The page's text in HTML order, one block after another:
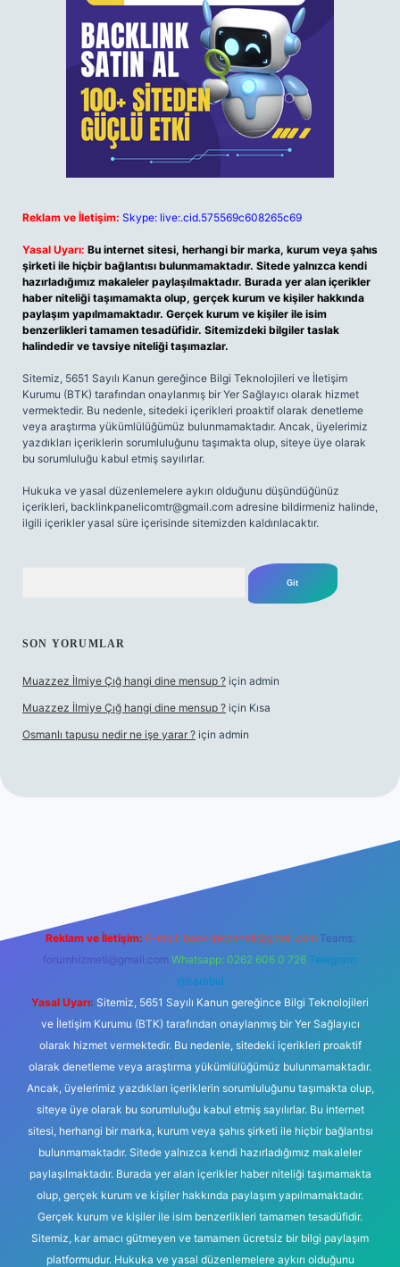
Reklam ve İletişim: Skype: live:.cid.575569c608265c69
Yasal Uyarı: Bu internet sitesi, herhangi bir marka, kurum veya şahıs
şirketi ile hiçbir bağlantısı bulunmamaktadır. Sitede yalnızca kendi
hazırladığımız makaleler paylaşılmaktadır. Burada yer alan içerikler
haber niteliği taşımamakta olup, gerçek kurum ve kişiler hakkında
paylaşım yapılmamaktadır. Gerçek kurum ve kişiler ile isim
benzerlikleri tamamen tesadüfidir. Sitemizdeki bilgiler taslak
halindedir ve tavsiye niteliği taşımazlar.
Sitemiz, 5651 Sayılı Kanun gereğince Bilgi Teknolojileri ve İletişim
Kurumu (BTK) tarafından onaylanmış bir Yer Sağlayıcı olarak hizmet
vermektedir. Bu nedenle, sitedeki içerikleri proaktif olarak denetleme
veya araştırma yükümlülüğümüz bulunmamaktadır. Ancak, üyelerimiz
yazdıkları içeriklerin sorumluluğunu taşımakta olup, siteye üye olarak
bu sorumluluğu kabul etmiş sayılırlar.
Hukuka ve yasal düzenlemelere aykırı olduğunu düşündüğünüz
içerikleri, backlinkpanelicomtr@gmail.com adresine bildirmeniz halinde,
ilgili içerikler yasal süre içerisinde sitemizden kaldırılacaktır.
SON YORUMLAR
Muazzez İlmiye Çığ hangi dine mensup ? için admin
Muazzez İlmiye Çığ hangi dine mensup ? için Kısa
Osmanlı tapusu nedir ne işe yarar ? için admin
m elexbet
Reklam ve İletişim: E-mail: backlinkpaneli@gmail.com Teams:
forumhizmeti@gmail.com Whatsapp: 0262 606 0 726 Telegram:
@karabul
Yasal Uyarı: Sitemiz, 5651 Sayılı Kanun gereğince Bilgi Teknolojileri
ve İletişim Kurumu (BTK) tarafından onaylanmış bir Yer Sağlayıcı
olarak hizmet vermektedir. Bu nedenle, sitedeki içerikleri proaktif
olarak denetleme veya araştırma yükümlülüğümüz bulunmamaktadır.
Ancak, üyelerimiz yazdıkları içeriklerin sorumluluğunu taşımakta olup,
siteye üye olarak bu sorumluluğu kabul etmiş sayılırlar. Bu internet
sitesi, herhangi bir marka, kurum veya şahıs şirketi ile hiçbir bağlantısı
bulunmamaktadır. Sitede yalnızca kendi hazırladığımız makaleler
paylaşılmaktadır. Burada yer alan içerikler haber niteliği taşımamakta
olup, gerçek kurum ve kişiler hakkında paylaşım yapılmamaktadır.
Gerçek kurum ve kişiler ile isim benzerlikleri tamamen tesadüfidir.
Sitemiz, kar amacı gütmeyen ve tamamen ücretsiz bir bilgi paylaşım
platformudur. Hukuka ve yasal düzenlemelere aykırı olduğunu